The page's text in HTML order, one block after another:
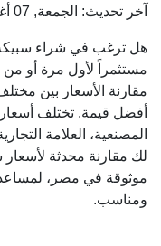
الجلا جولد
آخر تحديث: الجمعة, 07 أغسطس 2026 الساعة 05:58:14 م
مستثمراً لأول مرة أو
مقارنة الأسعار بين
أفضل قيمة. تختلف
المصنعية، العلامة
موثوقة في مصر،
ومناسب.